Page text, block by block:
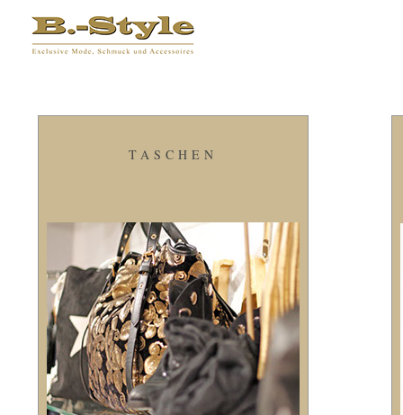
TASCHEN